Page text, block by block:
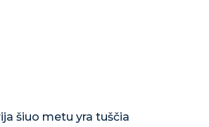
šiuo metu yra tuščia